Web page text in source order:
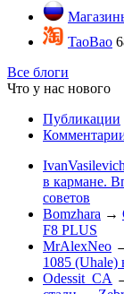
TaoBao
Все блоги
Что у нас нового
Публикации
IvanVasilevich
в кармане.
советов
Bomzhara →
F8 PLUS
MrAlexNeo
1085
Odessit_CA